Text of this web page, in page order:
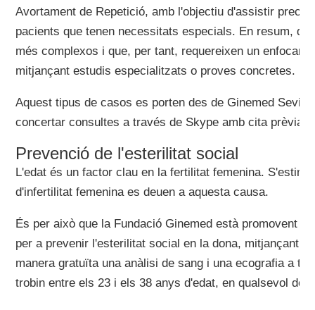
Avortament de Repetició, amb l'objectiu d'assistir
pacients que tenen necessitats especials. En resum,
més complexos i que, per tant, requereixen un
mitjançant estudis especialitzats o proves concretes.
Aquest tipus de casos es porten des de Ginemed
concertar consultes a través de Skype amb cita prèvia.
Prevenció de l'esterilitat social
L'edat és un factor clau en la fertilitat femenina.
d'infertilitat femenina es deuen a aquesta causa.
És per això que la Fundació Ginemed està promovent
per a prevenir l'esterilitat social en la dona, mitjançant
manera gratuïta una anàlisi de sang i una ecografia a
trobin entre els 23 i els 38 anys d'edat, en qualsevol